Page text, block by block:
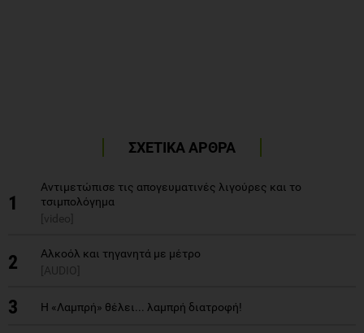
ΣΧΕΤΙΚΑ ΑΡΘΡΑ
1
Αντιμετώπισε τις απογευματινές λιγούρες και το
τσιμπολόγημα
[video]
2
Αλκοόλ και τηγανητά με μέτρο
[AUDIO]
3 Η «Λαμπρή» θέλει... λαμπρή διατροφή!